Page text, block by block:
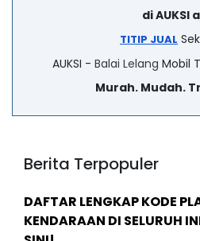
di AUKSI
TITIP JUAL
AUKSI - Balai Lelang Mobil
Murah. Mudah.
Berita Terpopuler
DAFTAR LENGKAP KODE
KENDARAAN DI SELURUH